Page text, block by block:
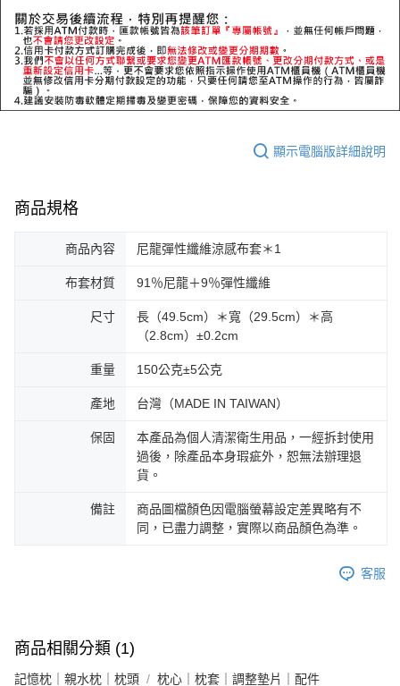
顯示電腦版詳細說明
商品規格
商品內容 尼龍彈性纖維涼感布套＊1
布套材質 91％尼龍＋9％彈性纖維
尺寸
長（49.5cm）＊寬（29.5cm）＊高
（2.8cm）±0.2cm
重量 150公克±5公克
產地 台灣（MADE IN TAIWAN）
保固
本產品為個人清潔衛生用品，一經拆封使用
過後，除產品本身瑕疵外，恕無法辦理退
貨。
備註
商品圖檔顏色因電腦螢幕設定差異略有不
同，已盡力調整，實際以商品顏色為準。
客服
商品相關分類 (1)
記憶枕｜親水枕｜枕頭 枕心｜枕套｜調整墊片｜配件